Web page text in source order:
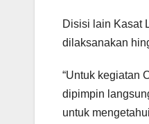
Disisi lain Kasat
dilaksanakan
“Untuk kegiatan
dipimpin
untuk